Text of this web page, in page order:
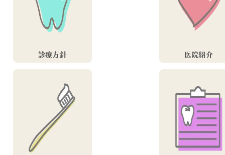
診療方針 医院紹介